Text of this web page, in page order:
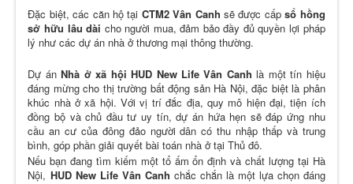
Đặc biệt,các căn hộ tại CTM2 Vân Canh sẽ được cấpsổ hồng
sở hữu lâu dài cho người mua, đảm bảo đầy đủ quyền lợi pháp
lý như các dự án nhà ở thương mại thông thường.
Dự ánNhà ở xã hội HUD New Life Vân Canh là một tín hiệu
đáng mừng cho thị trường bất động sản Hà Nội, đặc biệt là phân
khúc nhà ở xã hội. Với vị trí đắc địa, quy mô hiện đại, tiện ích
đồng bộ và chủ đầu tư uy tín, dự án hứa hẹn sẽ đáp ứng nhu
cầu an cư của đông đảo người dân có thu nhập thấp và trung
bình, góp phần giải quyết bài toán nhà ở tại Thủ đô.
Nếu bạn đang tìm kiếm một tổ ấm ổn định và chất lượng tại Hà
Nội, HUD New Life Vân Canh chắc chắn là một lựa chọn đáng